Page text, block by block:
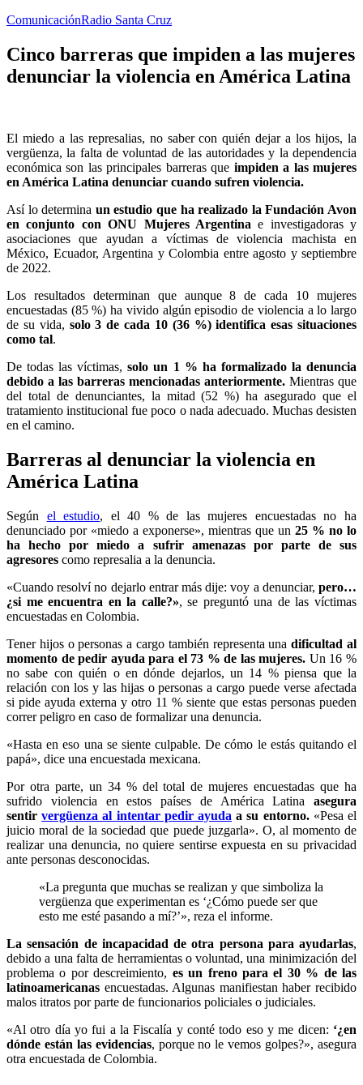
ComunicaciónRadio Santa Cruz
Cinco barreras que impiden a las mujeres
denunciar la violencia en América Latina
El miedo a las represalias, no saber con quién dejar a los hijos, la
vergüenza, la falta de voluntad de las autoridades y la dependencia
económica son las principales barreras que impiden a las mujeres
en América Latina denunciar cuando sufren violencia.
Así lo determina un estudio que ha realizado la Fundación Avon
en conjunto con ONU Mujeres Argentina e investigadoras y
asociaciones que ayudan a víctimas de violencia machista en
México, Ecuador, Argentina y Colombia entre agosto y septiembre
de 2022.
Los resultados determinan que aunque 8 de cada 10 mujeres
encuestadas (85 %) ha vivido algún episodio de violencia a lo largo
de su vida, solo 3 de cada 10 (36 %) identifica esas situaciones
como tal.
De todas las víctimas,solo un 1 % ha formalizado la denuncia
debido a las barreras mencionadas anteriormente. Mientras que
del total de denunciantes, la mitad (52 %) ha asegurado que el
tratamiento institucional fue poco o nada adecuado. Muchas desisten
en el camino.
Barreras al denunciar la violencia en
América Latina
Según el estudio, el 40 % de las mujeres encuestadas no ha
denunciado por «miedo a exponerse», mientras que un 25 % no lo
ha hecho por miedo a sufrir amenazas por parte de sus
agresores como represalia a la denuncia.
«Cuando resolví no dejarlo entrar más dije: voy a denunciar, pero…
¿si me encuentra en la calle?», se preguntó una de las víctimas
encuestadas en Colombia.
Tener hijos o personas a cargo también representa unadificultad al
momento de pedir ayuda para el 73 % de las mujeres. Un 16 %
no sabe con quién o en dónde dejarlos, un 14 % piensa que la
relación con los y las hijas o personas a cargo puede verse afectada
si pide ayuda externa y otro 11 % siente que estas personas pueden
correr peligro en caso de formalizar una denuncia.
«Hasta en eso una se siente culpable. De cómo le estás quitando el
papá», dice una encuestada mexicana.
Por otra parte, un 34 % del total de mujeres encuestadas que ha
sufrido violencia en estos países de América Latina asegura
sentirvergüenza al intentar pedir ayuda a su entorno.«Pesa el
juicio moral de la sociedad que puede juzgarla». O, al momento de
realizar una denuncia, no quiere sentirse expuesta en su privacidad
ante personas desconocidas.
«La pregunta que muchas se realizan y que simboliza la
vergüenza que experimentan es ‘¿Cómo puede ser que
esto me esté pasando a mí?’», reza el informe.
La sensación de incapacidad de otra persona para ayudarlas,
debido a una falta de herramientas o voluntad, una minimización del
problema o por descreimiento, es un freno para el 30 % de las
latinoamericanas encuestadas. Algunas manifiestan haber recibido
malos itratos por parte de funcionarios policiales o judiciales.
«Al otro día yo fui a la Fiscalía y conté todo eso y me dicen: ‘¿en
dónde están las evidencias, porque no le vemos golpes?», asegura
otra encuestada de Colombia.